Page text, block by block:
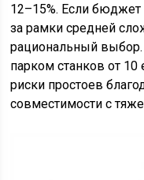
12–15%. Если бюджет
за рамки средней
рациональный
парком станков от 10
риски простоев
совместимости с